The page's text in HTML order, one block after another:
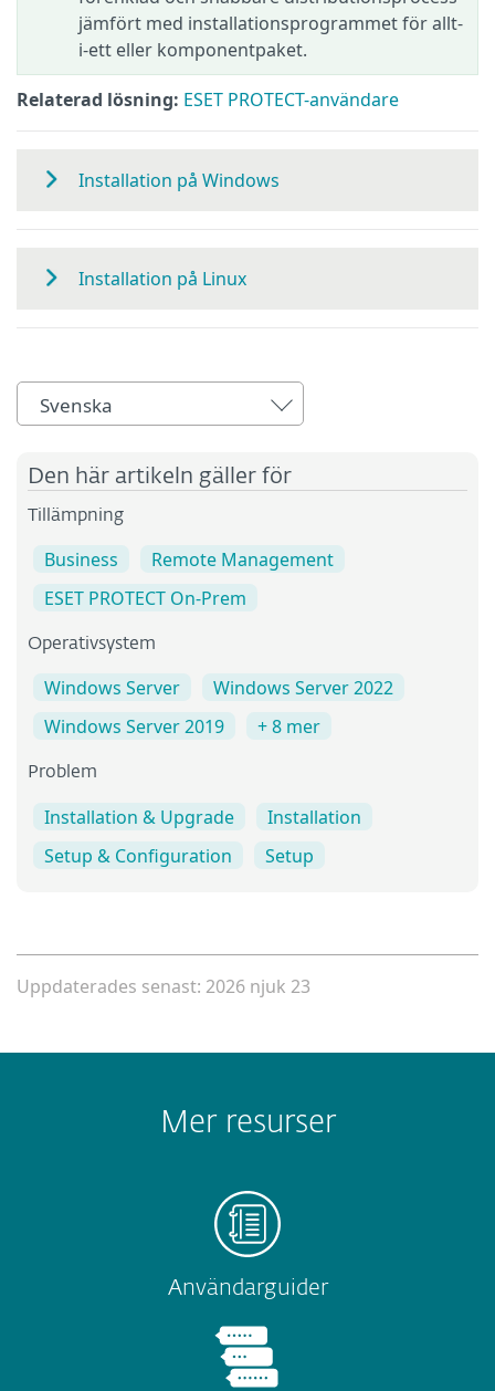
jämfört med installationsprogrammet för allt-
i-ett eller komponentpaket.
Relaterad lösning: ESET PROTECT-användare
Installation på Windows
Installation på Linux
Svenska
Den här artikeln gäller för
Tillämpning
Business
Remote Management
ESET PROTECT On-Prem
Operativsystem
Windows Server
Windows Server 2022
Windows Server 2019
+ 8 mer
Problem
Installation & Upgrade
Installation
Setup & Configuration
Setup
Uppdaterades senast: 2026 njuk 23
Mer resurser
Användarguider